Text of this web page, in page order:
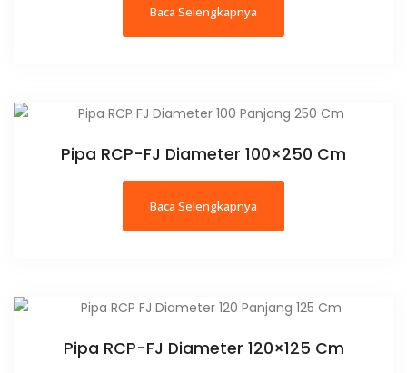
Baca Selengkapnya
Pipa RCP-FJ Diameter 100×250 Cm
Baca Selengkapnya
Pipa RCP-FJ Diameter 120×125 Cm